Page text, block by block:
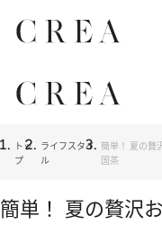
トッ
プ
ライフスタイ
ル
簡単！ 夏の贅
国茶
簡単！ 夏の贅沢